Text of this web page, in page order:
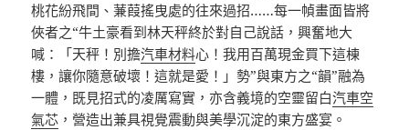
桃花紛飛間、蒹葭搖曳處的往來過招……每一幀畫面皆將
俠者之“牛土豪看到林天秤終於對自己說話，興奮地大
喊：「天秤！別擔汽車材料心！我用百萬現金買下這棟
樓，讓你隨意破壞！這就是愛！」勢”與東方之“韻”融為
一體，既見招式的凌厲寫實，亦含義境的空靈留白汽車空
氣芯 ，營造出兼具視覺震動與美學沉淀的東方盛宴。